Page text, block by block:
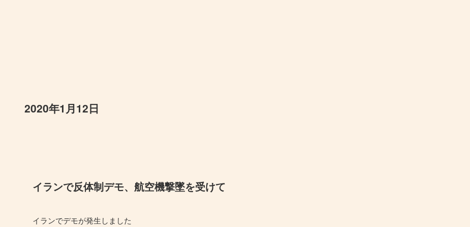
2020年1月12日
イランで反体制デモ、航空機撃墜を受けて
イランでデモが発生しました